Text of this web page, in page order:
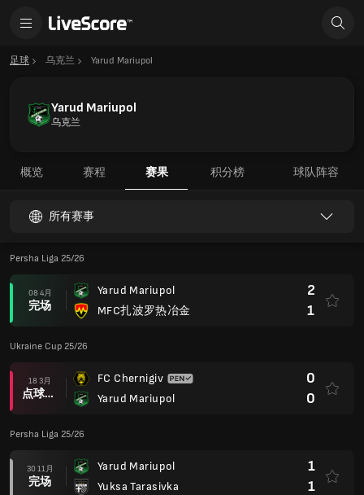
足球 乌克兰 Yarud Mariupol
Yarud Mariupol
乌克兰
概览 赛程 赛果 积分榜 球队阵容
所有赛事
Persha Liga 25/26
08 4月
完场
Yarud Mariupol
MFC扎波罗热冶金
2
1
Ukraine Cup 25/26
18 3月
点球大战后
FC Chernigiv
Yarud Mariupol
0
0
Persha Liga 25/26
30 11月
完场
Yarud Mariupol
Yuksa Tarasivka
1
1